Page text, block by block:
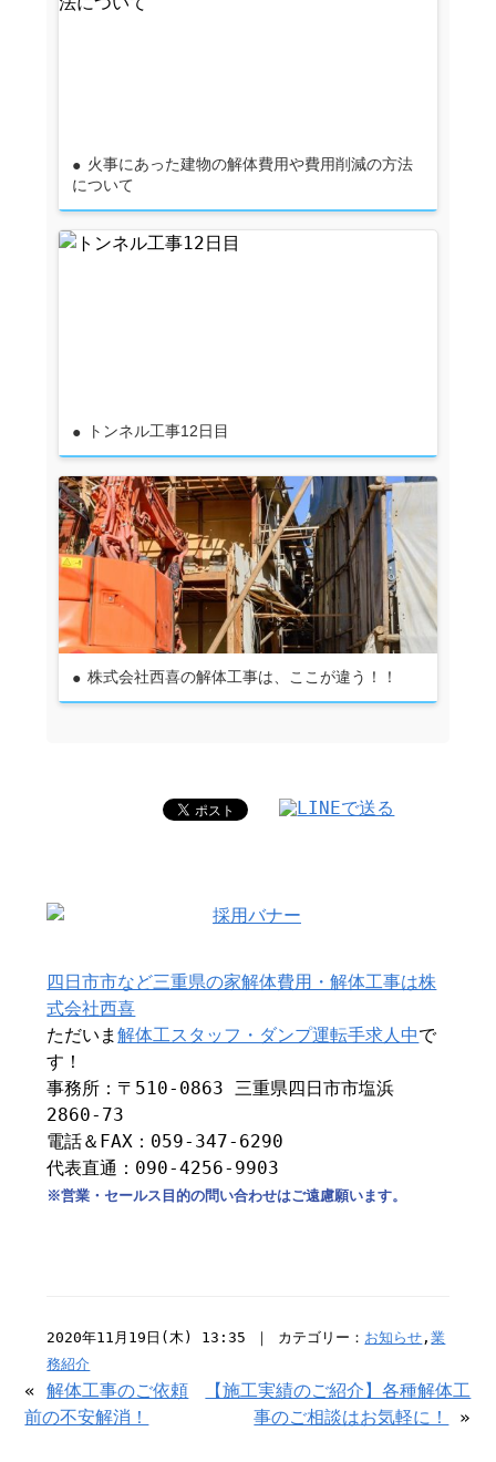
火事にあった建物の解体費用や費用削減の方法
について
トンネル工事12日目
株式会社西喜の解体工事は、ここが違う！！
四日市市など三重県の家解体費用・解体工事は株
式会社西喜
ただいま解体工スタッフ・ダンプ運転手求人中で
す！
事務所：〒510-0863 三重県四日市市塩浜
2860-73
電話＆FAX：059-347-6290
代表直通：090-4256-9903
※営業・セールス目的の問い合わせはご遠慮願います。
2020年11月19日(木) 13:35 ｜ カテゴリー： お知らせ ,業
務紹介
«解体工事のご依頼
前の不安解消！
【施工実績のご紹介】各種解体工
事のご相談はお気軽に！
»